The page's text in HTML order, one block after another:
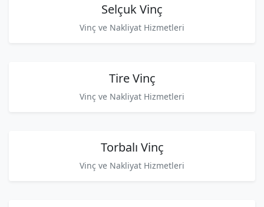
Selçuk Vinç
Vinç ve Nakliyat Hizmetleri
Tire Vinç
Vinç ve Nakliyat Hizmetleri
Torbalı Vinç
Vinç ve Nakliyat Hizmetleri